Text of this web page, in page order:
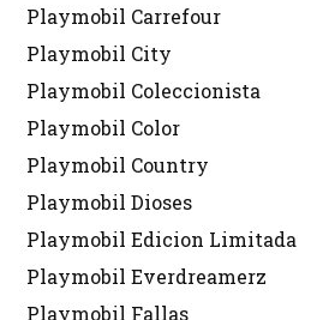
Playmobil Carrefour
Playmobil City
Playmobil Coleccionista
Playmobil Color
Playmobil Country
Playmobil Dioses
Playmobil Edicion Limitada
Playmobil Everdreamerz
Playmobil Fallas